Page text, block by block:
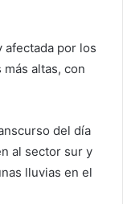
afectada por los
altas, con
del día
al sector sur y
lluvias en el